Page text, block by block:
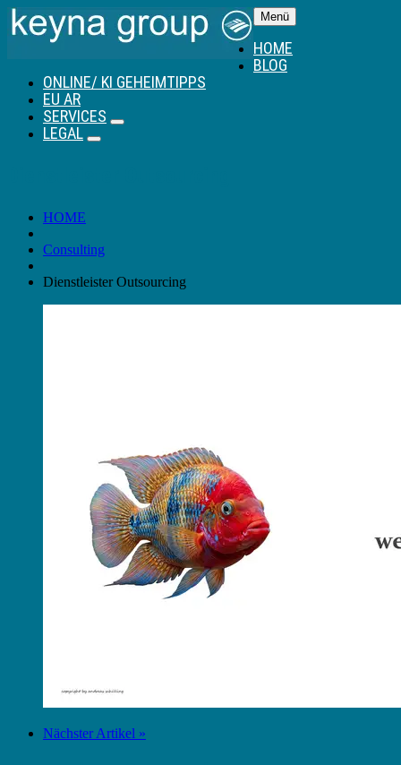
Menü
HOME
BLOG
ONLINE/ KI GEHEIMTIPPS
EU AR
SERVICES
Untermenü
LEGAL
Untermenü
HOME
Consulting
Dienstleister Outsourcing
Nächster Artikel »